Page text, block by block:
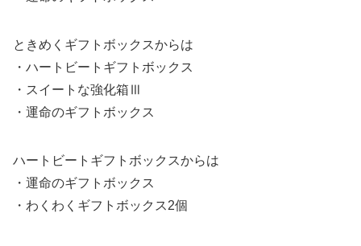
ときめくギフトボックスからは
・ハートビートギフトボックス
・スイートな強化箱Ⅲ
・運命のギフトボックス
ハートビートギフトボックスからは
・運命のギフトボックス
・わくわくギフトボックス2個